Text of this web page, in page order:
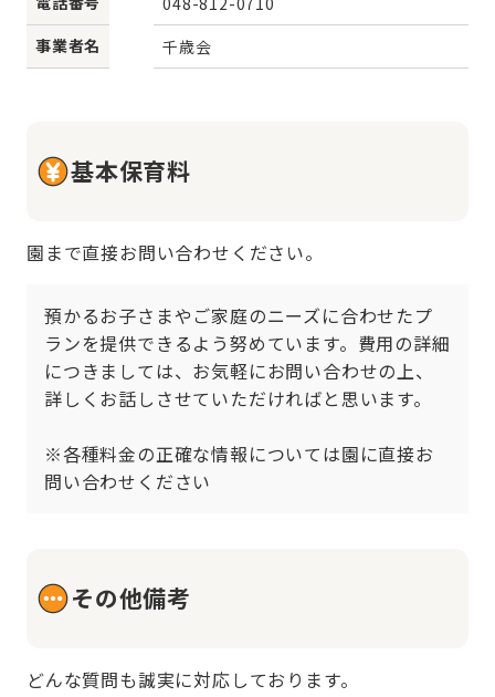
事業者名
千歳会
基本保育料
園まで直接お問い合わせください。
預かるお子さまやご家庭のニーズに合わせたプ
ランを提供できるよう努めています。費用の詳細
につきましては、お気軽にお問い合わせの上、
詳しくお話しさせていただければと思います。
※各種料金の正確な情報については園に直接お
問い合わせください
その他備考
どんな質問も誠実に対応しております。